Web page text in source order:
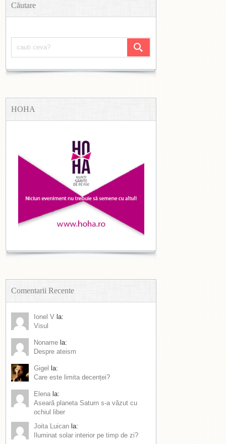
Căutare
HOHA
Comentarii Recente
Ionel V la:
Visul
Noname la:
Despre ateism
Gigel
la:
Care este limita decenței?
Elena la:
Aseară planeta Saturn s-a văzut cu
ochiul liber
Joita Luican la:
Iluminat solar interior pe timp de zi?